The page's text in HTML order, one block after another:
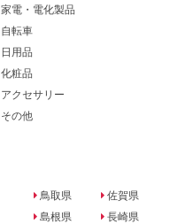
家電・電化製品
自転車
日用品
化粧品
アクセサリー
その他
鳥取県
島根県
佐賀県
長崎県